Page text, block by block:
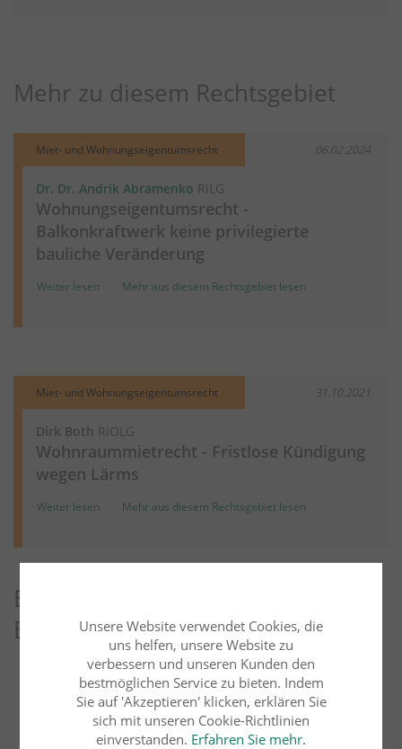
Mehr zu diesem Rechtsgebiet
Miet- und Wohnungseigentumsrecht 06.02.2024
Dr. Dr. Andrik Abramenko RiLG
Wohnungseigentumsrecht -
Balkonkraftwerk keine privilegierte
bauliche Veränderung
Weiter lesen Mehr aus diesem Rechtsgebiet lesen
Miet- und Wohnungseigentumsrecht 31.10.2021
Dirk Both RiOLG
Wohnraummietrecht - Fristlose Kündigung
wegen Lärms
Weiter lesen Mehr aus diesem Rechtsgebiet lesen
Entdecken Sie weitere Blog-
Beiträge
Übersicht Arbeitsrecht
Bau- und Architektenrecht Erbrecht
Unsere Website verwendet Cookies, die
uns helfen, unsere Website zu
verbessern und unseren Kunden den
bestmöglichen Service zu bieten. Indem
Sie auf 'Akzeptieren' klicken, erklären Sie
sich mit unseren Cookie-Richtlinien
einverstanden. Erfahren Sie mehr.